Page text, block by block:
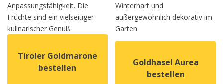
Anpassungsfähigkeit. Die
Früchte sind ein vielseitiger
kulinarischer Genuß.
Tiroler Goldmarone
bestellen
Winterhart und
außergewöhnlich dekorativ im
Garten
Goldhasel Aurea
bestellen